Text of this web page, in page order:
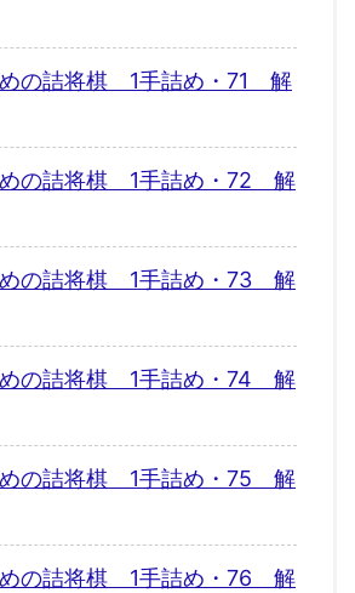
の詰将棋 1手詰め・71 解
めの詰将棋 1手詰め・72 解
めの詰将棋 1手詰め・73 解
めの詰将棋 1手詰め・74 解
めの詰将棋 1手詰め・75 解
めの詰将棋 1手詰め・76 解